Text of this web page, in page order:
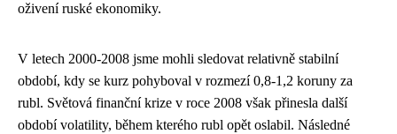
oživení ruské ekonomiky.
V letech 2000-2008 jsme mohli sledovat relativně stabilní
období, kdy se kurz pohyboval v rozmezí 0,8-1,2 koruny za
rubl. Světová finanční krize v roce 2008 však přinesla další
období volatility, během kterého rubl opět oslabil. Následné